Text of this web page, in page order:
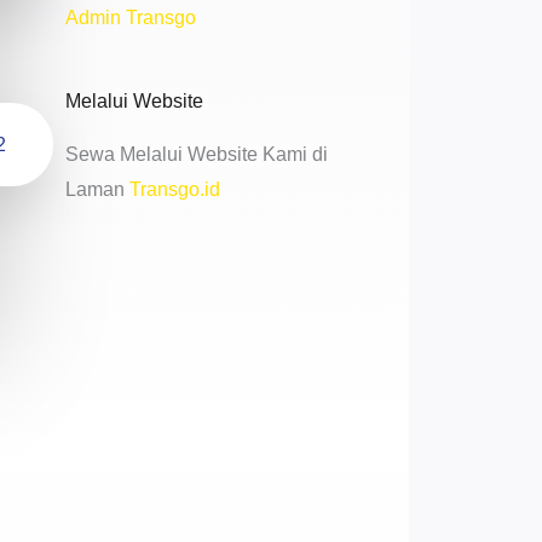
Admin Transgo
Melalui Website
Sewa Melalui Website Kami di
Laman Transgo.id